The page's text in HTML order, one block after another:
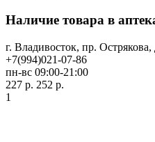
Наличие товара в
г. Владивосток, пр. Острякова,
+7(994)021-07-86
пн-вс 09:00-21:00
227 р. 252 р.
1